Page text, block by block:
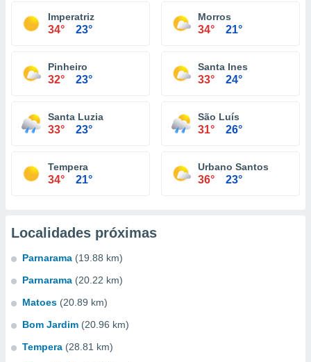
Imperatriz
34° 23°
Morros
34° 21°
Pinheiro
32° 23°
Santa Ines
33° 24°
Santa Luzia
33° 23°
São Luís
31° 26°
Tempera
34° 21°
Urbano Santos
36° 23°
Localidades próximas
Parnarama (19.88 km)
Parnarama (20.22 km)
Matoes (20.89 km)
Bom Jardim (20.96 km)
Tempera (28.81 km)